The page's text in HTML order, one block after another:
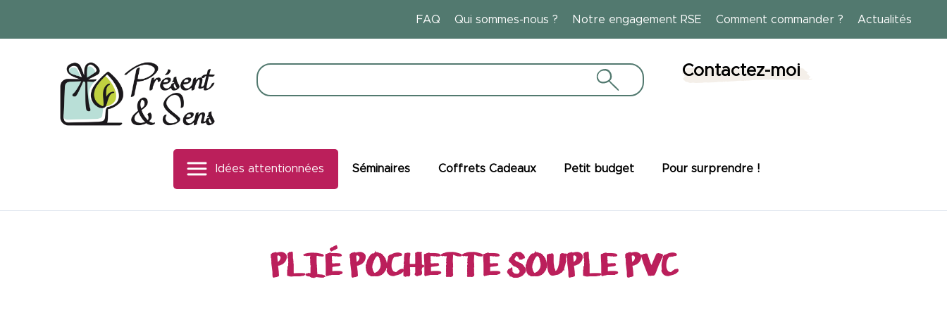
FAQ Qui sommes-nous ? Notre engagement RSE Comment commander ? Actualités
Contactez-moi
Idées attentionnées
Manger et boire responsable Bien-être
Séminaires Coffrets Cadeaux Petit budget Pour surprendre !
PLIÉ POCHETTE SOUPLE PVC